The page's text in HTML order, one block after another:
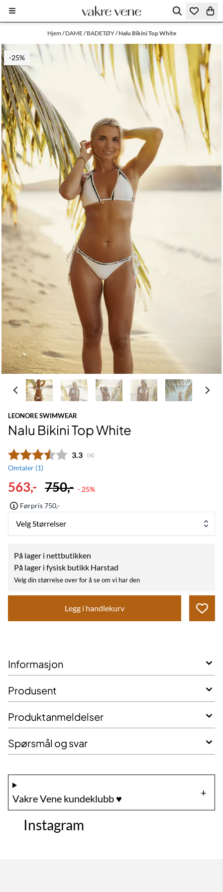
Hopp til innhold
Hjem/DAME/BADETØY/Nalu Bikini Top White
-25%
LEONORE SWIMWEAR
Nalu Bikini Top White
Gjennomsnittskarakter:
3.3 (stemmer:
4)
Omtaler (1)
563,- 750,- - 25%
Førpris 750,-
Velg Størrelser
På lager i nettbutikken
På lager i fysisk butikk Harstad
Velg din størrelse over for å se om vi har den
Legg i handlekurv
Informasjon
Produsent
Produktanmeldelser
Spørsmål og svar
Vakre Vene kundeklubb ♥️
Instagram